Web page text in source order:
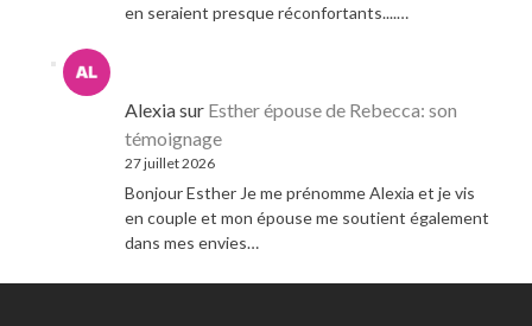
en seraient presque réconfortants....…
Alexiasur Esther épouse de Rebecca: son
témoignage
27 juillet 2026
Bonjour Esther Je me prénomme Alexia et je vis
en couple et mon épouse me soutient également
dans mes envies…